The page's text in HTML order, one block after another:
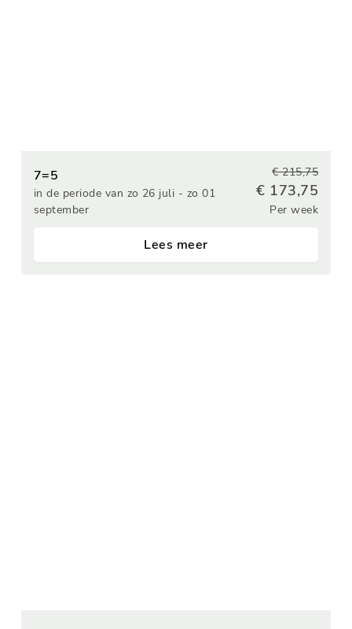
7=5
in de periode van zo 26 juli - zo 01
september
€ 215,75
€ 173,75
Per week
Lees meer